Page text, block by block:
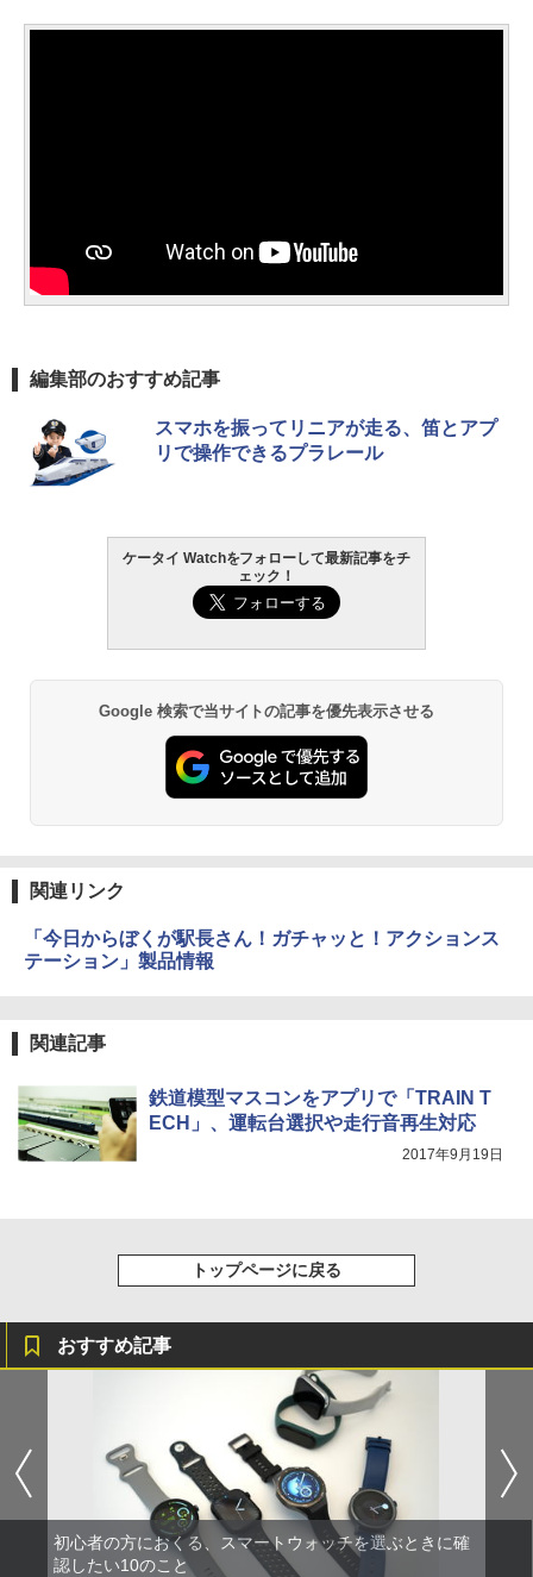
編集部のおすすめ記事
スマホを振ってリニアが走る、笛とアプ
リで操作できるプラレール
ケータイ Watchをフォローして最新記事をチ
ェック！
Google 検索で当サイトの記事を優先表示させる
関連リンク
「今日からぼくが駅長さん！ガチャッと！アクションス
テーション」製品情報
関連記事
鉄道模型マスコンをアプリで「TRAIN T
ECH」、運転台選択や走行音再生対応
2017年9月19日
トップページに戻る
おすすめ記事
初心者の方におくる、スマートウォッチを選ぶときに確
認したい10のこと